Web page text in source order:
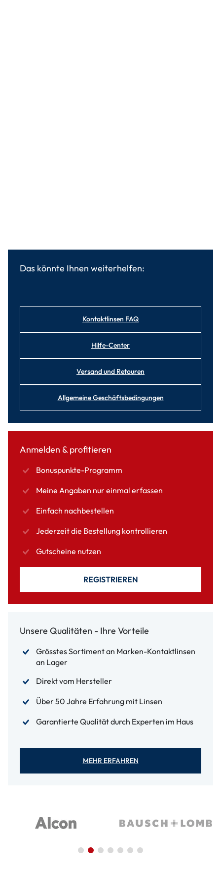
Das könnte Ihnen weiterhelfen:
Kontaktlinsen FAQ
Hilfe-Center
Versand und Retouren
Allgemeine Geschäftsbedingungen
Anmelden & profitieren
Bonuspunkte-Programm
Meine Angaben nur einmal erfassen
Einfach nachbestellen
Jederzeit die Bestellung kontrollieren
Gutscheine nutzen
REGISTRIEREN
Unsere Qualitäten - Ihre Vorteile
Grösstes Sortiment an Marken-Kontaktlinsen
an Lager
Direkt vom Hersteller
Über 50 Jahre Erfahrung mit Linsen
Garantierte Qualität durch Experten im Haus
MEHR ERFAHREN